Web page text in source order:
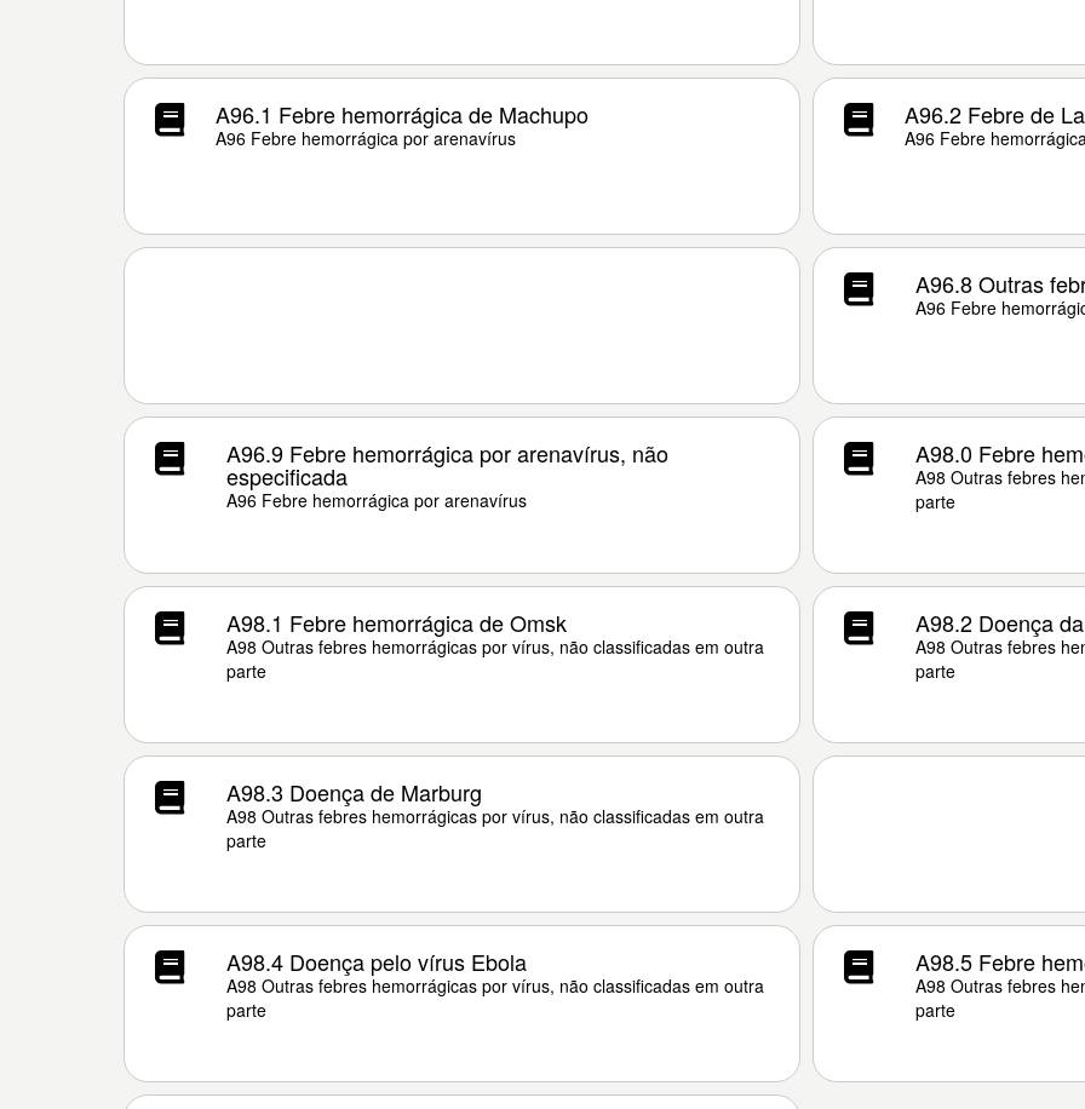
A96.1 Febre hemorrágica de Machupo
A96 Febre hemorrágica por arenavírus
A96.2 Febre de
A96 Febre
A96.8 Outras
A96 Febre
A96.9 Febre hemorrágica por arenavírus, não
especificada
A96 Febre hemorrágica por arenavírus
A98.0 Febre
A98 Outras febres
parte
A98.1 Febre hemorrágica de Omsk
A98 Outras febres hemorrágicas por vírus, não classificadas em outra
parte
A98.2 Doença
A98 Outras febres
parte
A98.3 Doença de Marburg
A98 Outras febres hemorrágicas por vírus, não classificadas em outra
parte
A98.4 Doença pelo vírus Ebola
A98 Outras febres hemorrágicas por vírus, não classificadas em outra
parte
A98.5 Febre
A98 Outras febres
parte